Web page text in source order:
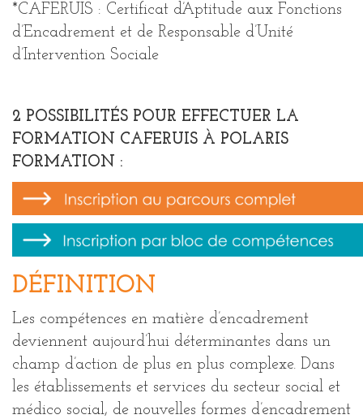
*CAFERUIS : Certificat d’Aptitude aux Fonctions
d’Encadrement et de Responsable d’Unité
d’Intervention Sociale
2 POSSIBILITÉS POUR EFFECTUER LA
FORMATION CAFERUIS À POLARIS
FORMATION :
DÉFINITION
Les compétences en matière d’encadrement
deviennent aujourd’hui déterminantes dans un
champ d’action de plus en plus complexe. Dans
les établissements et services du secteur social et
médico social, de nouvelles formes d’encadrement